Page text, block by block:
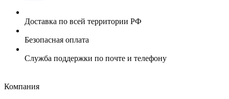
Доставка по всей территории РФ
Безопасная оплата
Служба поддержки по почте и телефону
Компания